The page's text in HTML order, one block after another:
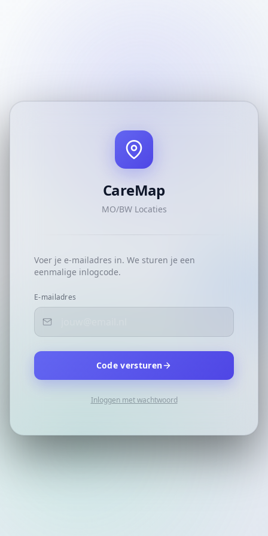
CareMap
MO/BW Locaties
Voer je e-mailadres in. We sturen je een
eenmalige inlogcode.
E-mailadres
Code versturen
Inloggen met wachtwoord